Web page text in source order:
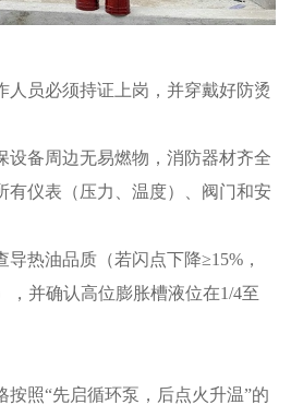
员必须持证上岗，并穿戴好防烫
备周边无易燃物，消防器材齐全
有仪表（压力、温度）、阀门和安
热油品质（若闪点下降≥15%，
，并确认高位膨胀槽液位在1/4至
照“先启循环泵，后点火升温”的